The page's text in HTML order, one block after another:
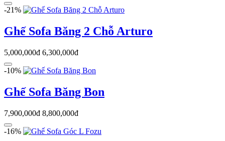
-21%
Ghế Sofa Băng 2 Chỗ Arturo
5,000,000đ 6,300,000đ
-10%
Ghế Sofa Băng Bon
7,900,000đ 8,800,000đ
-16%